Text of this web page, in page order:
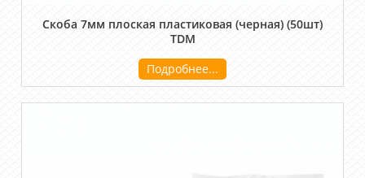
Скоба 7мм плоская пластиковая (черная) (50шт)
TDM
Подробнее...